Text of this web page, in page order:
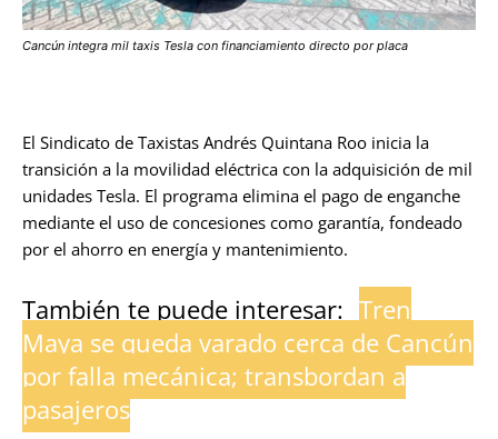
Cancún integra mil taxis Tesla con financiamiento directo por placa
El Sindicato de Taxistas Andrés Quintana Roo inicia la
transición a la movilidad eléctrica con la adquisición de mil
unidades Tesla. El programa elimina el pago de enganche
mediante el uso de concesiones como garantía, fondeado
por el ahorro en energía y mantenimiento.
También te puede interesar: Tren
Maya se queda varado cerca de Cancún
por falla mecánica; transbordan a
pasajeros